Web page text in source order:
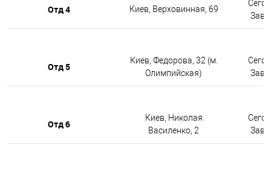
Отд 4 Киев, Верховинная, 69
Отд 5
Киев, Федорова, 32 (м.
Олимпийская)
Отд 6
Киев, Николая
Василенко, 2